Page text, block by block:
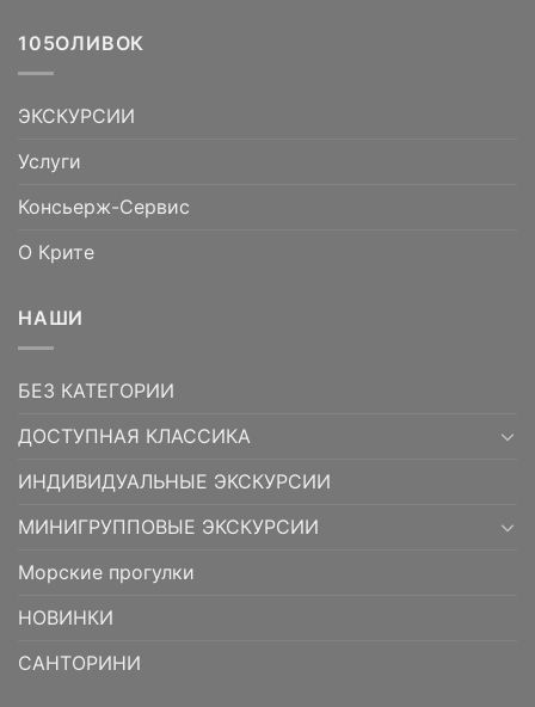
105ОЛИВОК
ЭКСКУРСИИ
Услуги
Консьерж-Сервис
О Крите
НАШИ
БЕЗ КАТЕГОРИИ
ДОСТУПНАЯ КЛАССИКА
ИНДИВИДУАЛЬНЫЕ ЭКСКУРСИИ
МИНИГРУППОВЫЕ ЭКСКУРСИИ
Морские прогулки
НОВИНКИ
САНТОРИНИ